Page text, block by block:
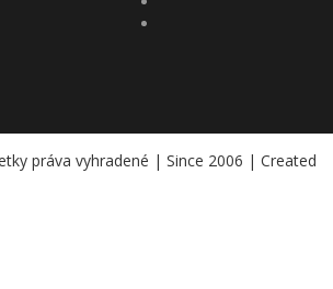
práva vyhradené | Since 2006 | Created